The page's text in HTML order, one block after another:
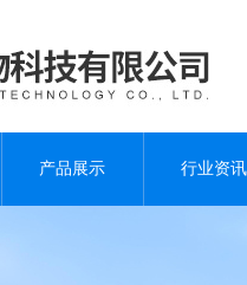
产品展示 行业资讯